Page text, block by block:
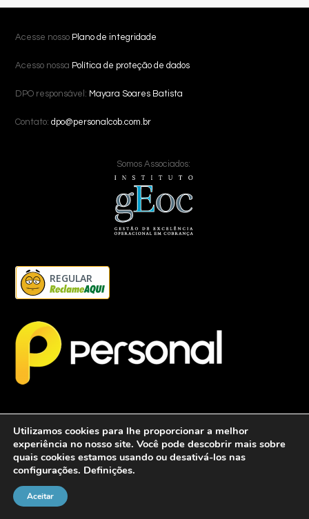
Acesse nosso Plano de integridade
Acesso nossa Política de proteção de dados
DPO responsável: Mayara Soares Batista
Contato:dpo@personalcob.com.br
Somos Associados:
REGULAR
2026 - Personalcob - CNPJ: 12.837.042/0001-60- Todos direitos
Utilizamos cookies para lhe proporcionar a melhor
experiência no nosso site. Você pode descobrir mais sobre
quais cookies estamos usando ou desativá-los nas
configurações. Definições.
Aceitar